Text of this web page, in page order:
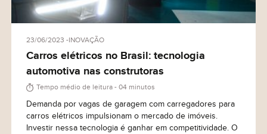
23/06/2023 INOVAÇÃO
Carros elétricos no Brasil: tecnologia
automotiva nas construtoras
Tempo médio de leitura - 04 minutos
Demanda por vagas de garagem com carregadores para
carros elétricos impulsionam o mercado de imóveis.
Investir nessa tecnologia é ganhar em competitividade. O